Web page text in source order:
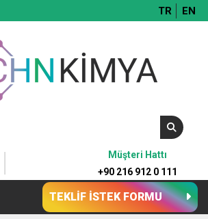
TR EN
Müşteri Hattı
+90 216 912 0 111
TEKLİF İSTEK FORMU